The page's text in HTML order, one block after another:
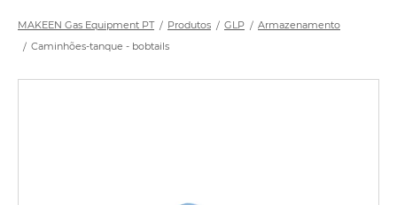
MAKEEN Gas Equipment PT Produtos GLP
Armazenamento
Caminhões-tanque - bobtails